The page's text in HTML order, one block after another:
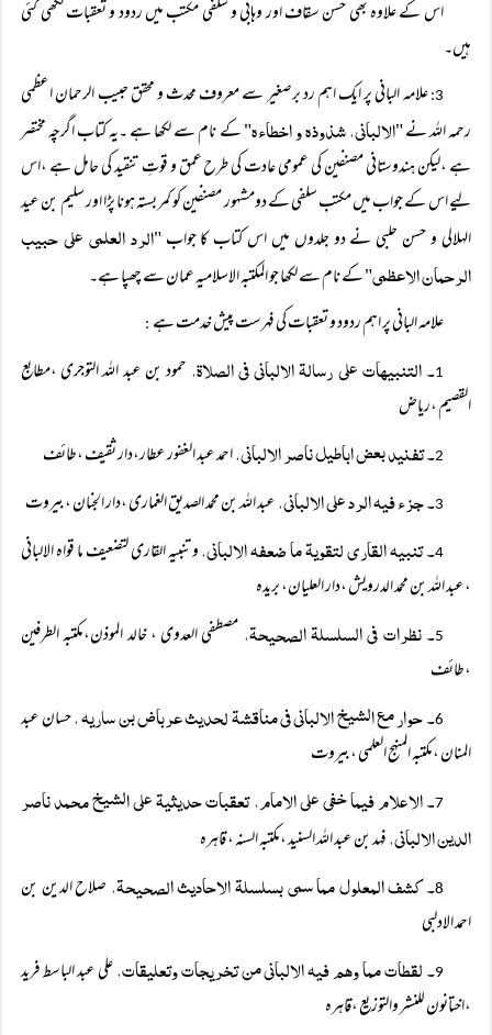
اس کے علاوہ بھی حسن سقاف اور وہابی و سلفی مکتب میں ردود و تعقبات لکھی گئی
ہیں۔
3: علامہ البانی پر ایک اہم رد برصغیر سے معروف محدث و محقق حبیب الرحمان اعظمی
رحمہ اللہ نے "الالبانی، شذوذہ و اخطاءہ" کے نام سے لکھا ہے ۔یہ کتاب اگرچہ مختصر
ہے ،لیکن ہندوستانی مصنفین کی عمومی عادت کی طرح عمق و قوتِ تنقید کی حامل ہے ،اس
لیے اس کے جواب میں مکتب سلفی کے دومشہور مصنفین کو کمر بستہ ہونا پڑا اور سلیم بن عید
الہلالی و حسن حلبی نے دو جلدوں میں اس کتاب کا جواب "الرد العلمی علی حبیب
الرحمان الاعظمی" کے نام سے لکھا جو المکتبہ الاسلامیہ عمان سے چھپا ہے۔
علامہ البانی پر اہم ردود و تعقبات کی فہرست پیش خدمت ہے :
1۔ التنبیھات علی رسالۃ الالبانی فی الصلاۃ، حمود بن عبد اللہ التوجری ،مطابع
القصیم ،ریاض
2۔ تفنید بعض اباطیل ناصر الالبانی،احمد عبد الغفور عطار،دار ثقیف ،طائف
3۔ جزء فیہ الرد علی الالبانی،عبد اللہ بن محمد الصدیق الغماری ،دار الجنان ،بیروت
4۔ تنبیہ القاری لتقویۃ ما ضعفہ الالبانی،و تنبیہ القاری لتضعیف ما قواہ الالبانی
،عبد اللہ بن محمد الدرویش ،دار العلیان، بریدہ
5۔ نظرات فی السلسلۃ الصحیحۃ، مصطفی العدوی ، خالد الموذن،مکتبہ الطرفین
،طائف
6۔ حوار مع الشیخ الالبانی فی مناقشۃ لحدیث عرباض بن ساریہ ،حسان عبد
المنان ،مکتبہ المنہج العلمی ،بیروت
7۔ الاعلام فیما خفی علی الامام، تعقبات حدیثیۃ علی الشیخ محمد ناصر
الدین الالبانی،فہد بن عبد اللہ السنید ،مکتبہ السنہ ، قاہرہ
8۔ کشف المعلول مما سمی بسلسلۃ الاحادیث الصحیحۃ، صلاح الدین بن
احمد الادلبی
9۔ لقطات مما وھم فیہ الالبانی من تخریجات وتعلیقات،علی عبد الباسط فرید
،اختانون للنشر والتوزیع ،قاہرہ